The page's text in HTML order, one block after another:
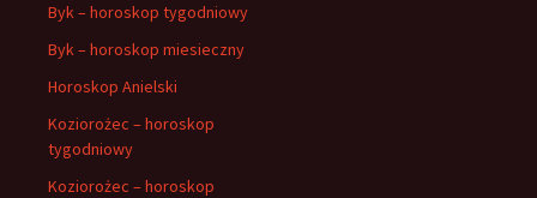
Byk – horoskop tygodniowy
Byk – horoskop miesieczny
Horoskop Anielski
Koziorożec – horoskop
tygodniowy
Koziorożec – horoskop